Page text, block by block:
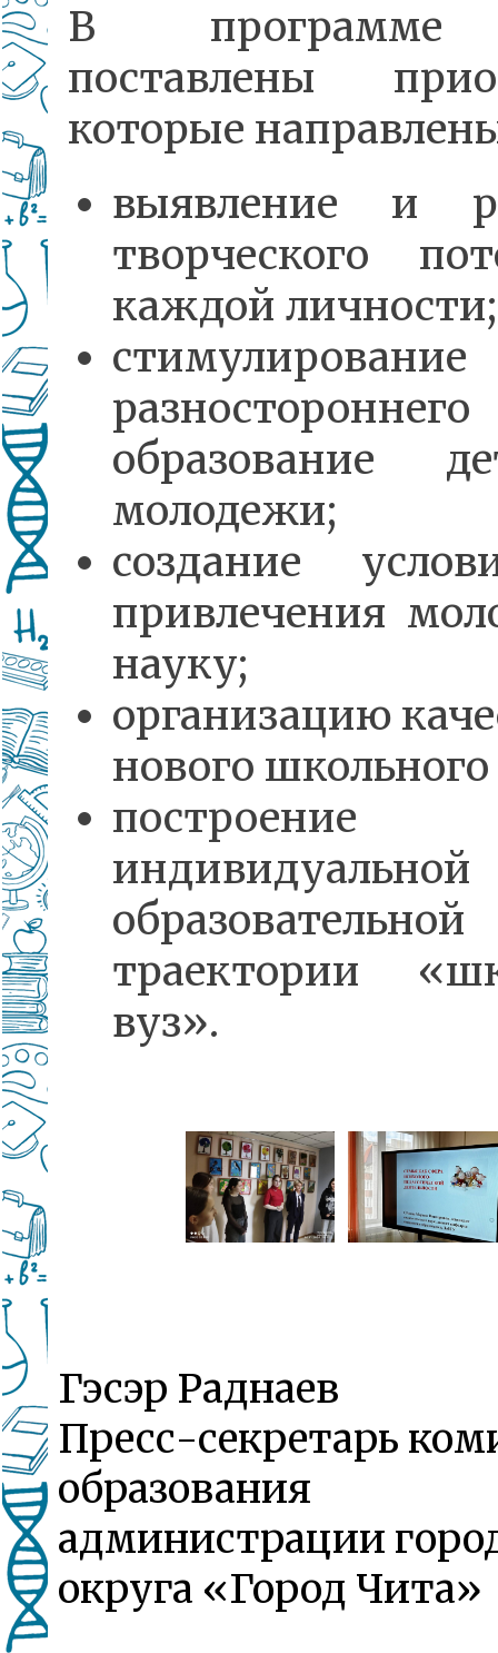
В
поставлены
которые
выявление и
творческого
каждой личности;
стимулирование
разностороннего
образование
молодежи;
создание
привлечения
науку;
организацию
нового
построение
индивидуальной
образовательной
траектории
вуз».
Гэсэр Раднаев
Пресс-секретарь
образования
администрации
округа «Город Чита»